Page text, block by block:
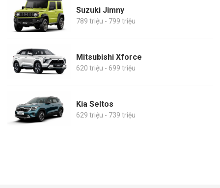
Suzuki Jimny
789 triệu - 799 triệu
Mitsubishi Xforce
620 triệu - 699 triệu
Kia Seltos
629 triệu - 739 triệu